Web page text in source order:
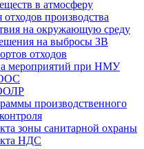
в атмосферу
производства
на окружающую среду
на выбросы ЗВ
отходов
мероприятий при НМУ
производственного
зоны санитарной охраны
НДС